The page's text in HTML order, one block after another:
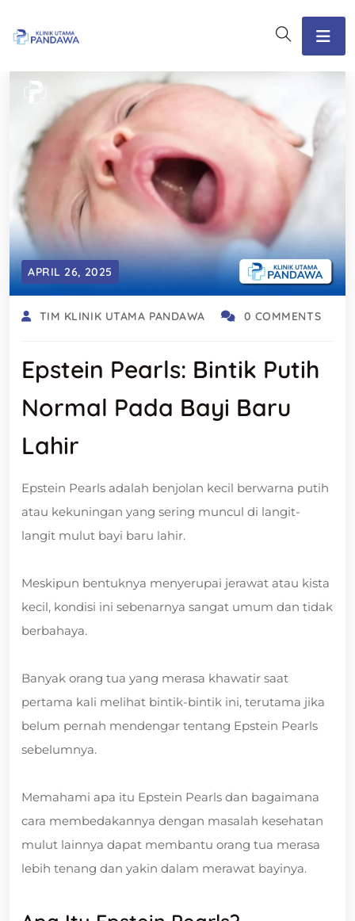
APRIL 26, 2025
TIM KLINIK UTAMA PANDAWA 0 COMMENTS
Epstein Pearls: Bintik Putih
Normal Pada Bayi Baru
Lahir
Epstein Pearls adalah benjolan kecil berwarna putih
atau kekuningan yang sering muncul di langit-
langit mulut bayi baru lahir.
Meskipun bentuknya menyerupai jerawat atau kista
kecil, kondisi ini sebenarnya sangat umum dan tidak
berbahaya.
Banyak orang tua yang merasa khawatir saat
pertama kali melihat bintik-bintik ini, terutama jika
belum pernah mendengar tentang Epstein Pearls
sebelumnya.
Memahami apa itu Epstein Pearls dan bagaimana
cara membedakannya dengan masalah kesehatan
mulut lainnya dapat membantu orang tua merasa
lebih tenang dan yakin dalam merawat bayinya.